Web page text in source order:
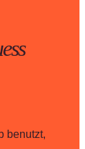
benutzt,